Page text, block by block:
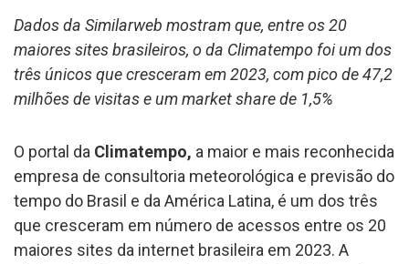
Dados da Similarweb mostram que, entre os 20
maiores sites brasileiros, o da Climatempo foi um dos
três únicos que cresceram em 2023, com pico de 47,2
milhões de visitas e um market share de 1,5%
O portal da Climatempo, a maior e mais reconhecida
empresa de consultoria meteorológica e previsão do
tempo do Brasil e da América Latina, é um dos três
que cresceram em número de acessos entre os 20
maiores sites da internet brasileira em 2023. A